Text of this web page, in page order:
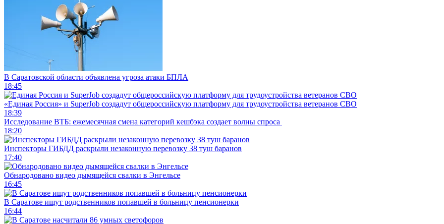
В Саратовской области объявлена угроза атаки БПЛА
18:45
«Единая Россия» и SuperJob создадут общероссийскую платформу для трудоустройства ветеранов СВО
18:39
Исследование ВТБ: ежемесячная смена категорий кешбэка создает волны спроса
18:20
Инспекторы ГИБДД раскрыли незаконную перевозку 38 туш баранов
17:40
Обнародовано видео дымящейся свалки в Энгельсе
16:45
В Саратове ищут родственников попавшей в больницу пенсионерки
16:44